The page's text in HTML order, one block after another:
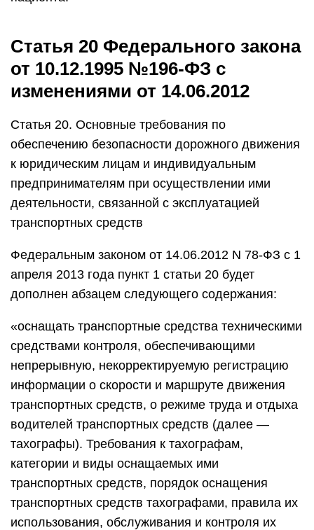
Статья 20 Федерального закона
от 10.12.1995 №196-ФЗ с
изменениями от 14.06.2012
Статья 20. Основные требования по
обеспечению безопасности дорожного движения
к юридическим лицам и индивидуальным
предпринимателям при осуществлении ими
деятельности, связанной с эксплуатацией
транспортных средств
Федеральным законом от 14.06.2012 N 78-ФЗ с 1
апреля 2013 года пункт 1 статьи 20 будет
дополнен абзацем следующего содержания:
«оснащать транспортные средства техническими
средствами контроля, обеспечивающими
непрерывную, некорректируемую регистрацию
информации о скорости и маршруте движения
транспортных средств, о режиме труда и отдыха
водителей транспортных средств (далее —
тахографы). Требования к тахографам,
категории и виды оснащаемых ими
транспортных средств, порядок оснащения
транспортных средств тахографами, правила их
использования, обслуживания и контроля их